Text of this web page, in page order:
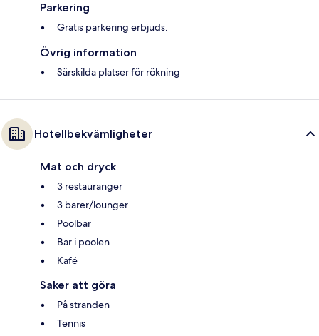
Parkering
Gratis parkering erbjuds.
Övrig information
Särskilda platser för rökning
Hotellbekvämligheter
Mat och dryck
3 restauranger
3 barer/lounger
Poolbar
Bar i poolen
Kafé
Saker att göra
På stranden
Tennis